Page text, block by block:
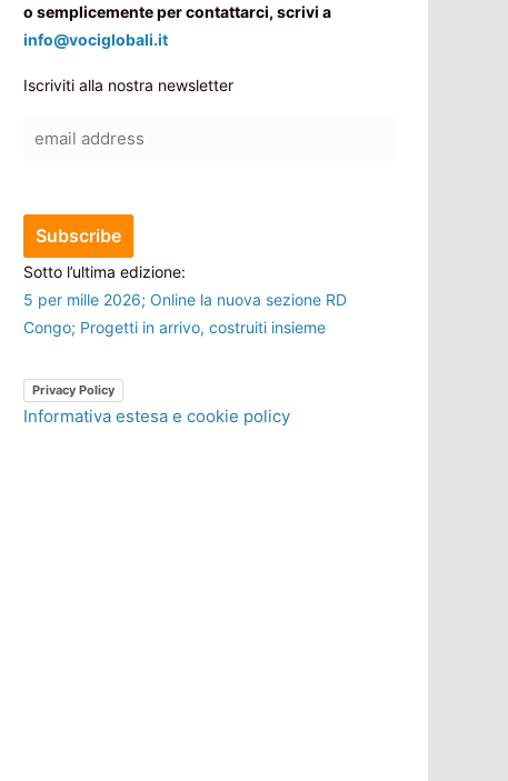
o semplicemente per contattarci, scrivi a
info@vociglobali.it
Iscriviti alla nostra newsletter
Sotto l’ultima edizione:
5 per mille 2026; Online la nuova sezione RD
Congo; Progetti in arrivo, costruiti insieme
Privacy Policy
Informativa estesa e cookie policy